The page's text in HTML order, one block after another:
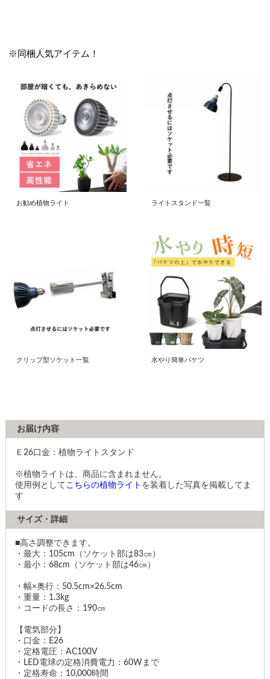
※同梱人気アイテム！
お勧め植物ライト ライトスタンド一覧
クリップ型ソケット一覧 水やり簡単バケツ
お届け内容
Ｅ26口金：植物ライトスタンド
※植物ライトは、商品に含まれません。
使用例として こちらの植物ライト を装着した写真を掲載してま
す
サイズ・詳細
■高さ調整できます。
・最大：105cm（ソケット部は83㎝）
・最小：68cm（ソケット部は46㎝）
・幅×奥行：50.5cm×26.5cm
・重量：1.3kg
・コードの長さ：190㎝
【電気部分】
・口金：E26
・定格電圧：AC100V
・LED電球の定格消費電力：60Wまで
・定格寿命：10,000時間